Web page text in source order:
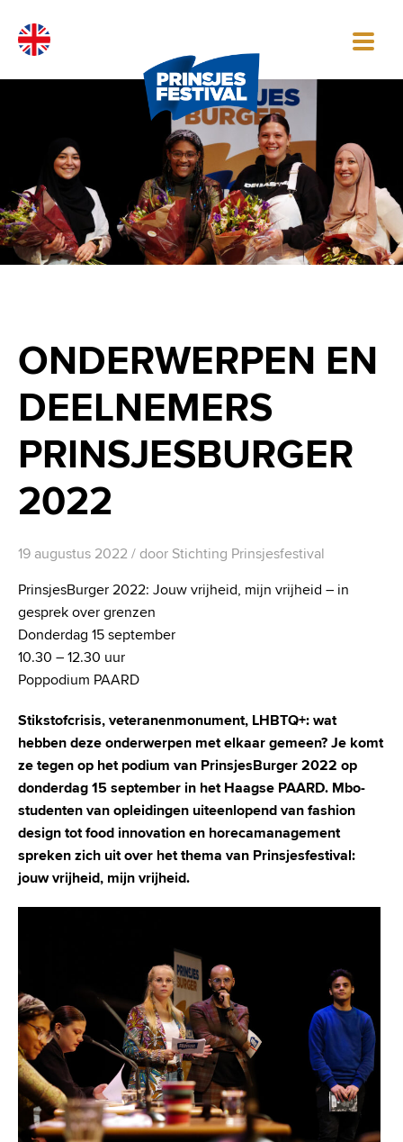
content
ONDERWERPEN EN
DEELNEMERS
PRINSJESBURGER
2022
19 augustus 2022 / door Stichting Prinsjesfestival
PrinsjesBurger 2022: Jouw vrijheid, mijn vrijheid – in
gesprek over grenzen
Donderdag 15 september
10.30 – 12.30 uur
Poppodium PAARD
Stikstofcrisis, veteranenmonument, LHBTQ+: wat
hebben deze onderwerpen met elkaar gemeen?Je komt
ze tegen op het podium van PrinsjesBurger 2022 op
donderdag 15 september in hetHaagse PAARD. Mbo-
studenten van opleidingen uiteenlopend van fashion
design tot foodinnovation en horecamanagement
spreken zich uit over het thema van Prinsjesfestival:
jouwvrijheid, mijn vrijheid.